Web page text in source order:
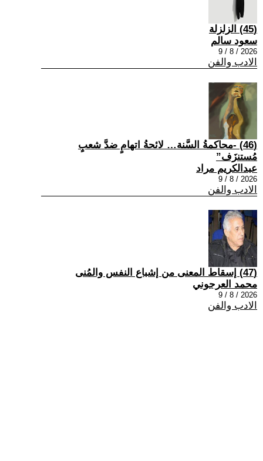
(45) الزلزلة
سعود سالم
2026 / 8 / 9
الادب والفن
(46) -محاكمةُ السَّنة… لائحةُ اتهامٍ ضدَّ شعبٍ
مُستنزَف”
عبدالكريم مراد
2026 / 8 / 9
الادب والفن
(47) إسقاط المعنى من إشباع النفس والمُنى
محمد العرجوني
2026 / 8 / 9
الادب والفن